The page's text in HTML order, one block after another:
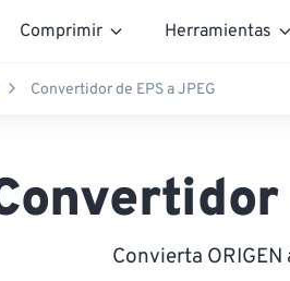
Comprimir Herramientas
Convertidor de EPS a JPEG
Convierta ORIGEN